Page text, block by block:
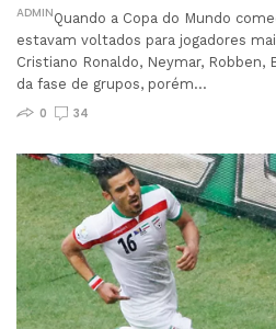
ADMINQuando a Copa do Mundo
estavam voltados para jogadores
Cristiano Ronaldo, Neymar,
da fase de grupos, porém…
0
34